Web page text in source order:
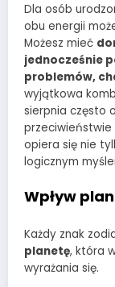
Dla osób
obu energii
Możesz mieć
jednocześnie
problemów,
wyjątkowa
sierpnia często
przeciwieństwie
opiera się nie
logicznym
Wpływ
Każdy znak
planetę, która
wyrażania się.